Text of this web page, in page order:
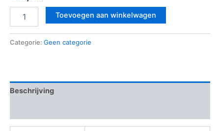
Toevoegen aan winkelwagen
Categorie: Geen categorie
Beschrijving